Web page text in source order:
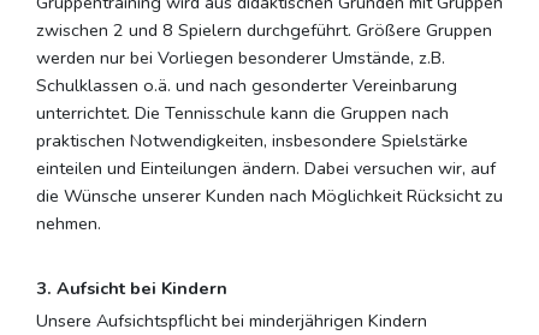
zwischen 2 und 8 Spielern durchgeführt. Größere Gruppen
werden nur bei Vorliegen besonderer Umstände, z.B.
Schulklassen o.ä. und nach gesonderter Vereinbarung
unterrichtet. Die Tennisschule kann die Gruppen nach
praktischen Notwendigkeiten, insbesondere Spielstärke
einteilen und Einteilungen ändern. Dabei versuchen wir, auf
die Wünsche unserer Kunden nach Möglichkeit Rücksicht zu
nehmen.
3. Aufsicht bei Kindern
Unsere Aufsichtspflicht bei minderjährigen Kindern